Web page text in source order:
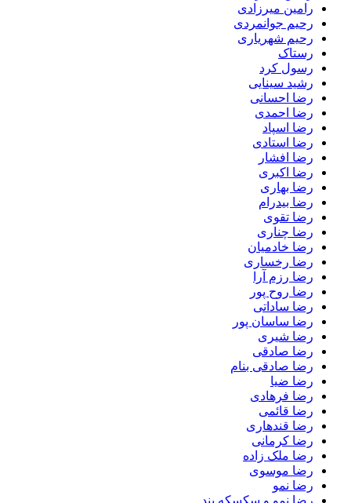
رامین میرزادی
رحیم جوانمردی
رحیم شهریاری
رستاک
رسول کرد
رشید سینایی
رضا احسانی
رضا احمدی
رضا اسپاد
رضا استادی
رضا افشار
رضا اکبری
رضا بهاری
رضا بیدرام
رضا تقوی
رضا چناری
رضا خادمیان
رضا رخساری
رضا رزم آرا
رضا روح پور
رضا ساداتی
رضا ساسان پور
رضا شیری
رضا صادقی
رضا صادقی بنام
رضا ضیا
رضا فرهادی
رضا قائمی
رضا قندهاری
رضا کرمانی
رضا ملک زاده
رضا موسوی
رضا نمو
رضا نمو و سکسکه بند